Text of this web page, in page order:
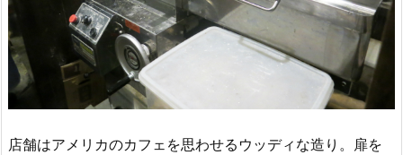
店舗はアメリカのカフェを思わせるウッディな造り。扉を